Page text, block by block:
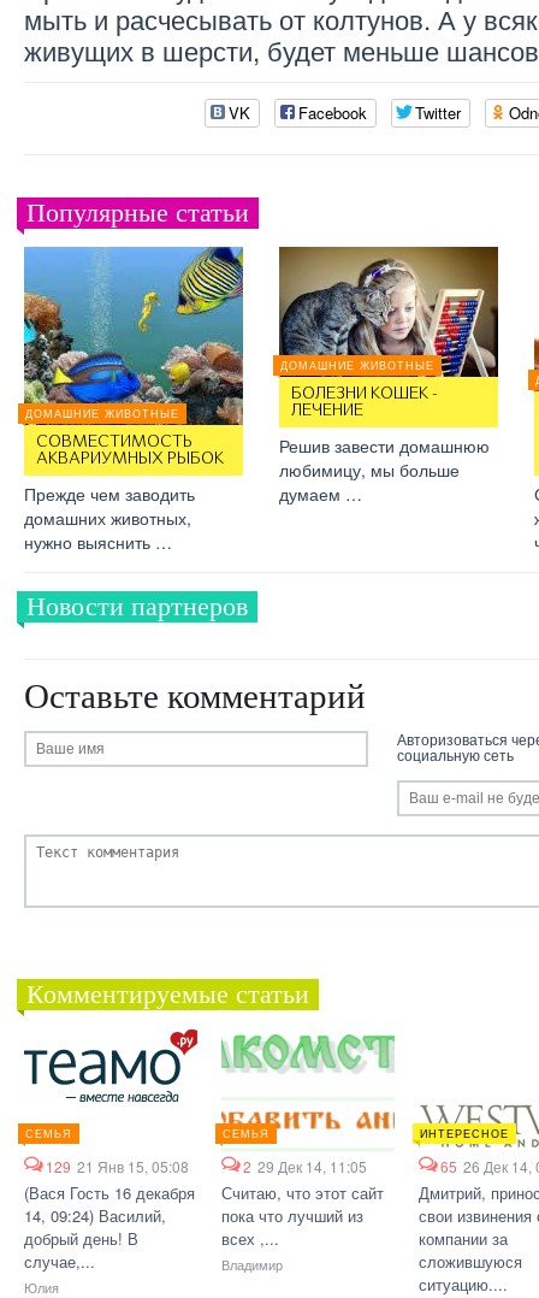
мыть и расчесывать от колтунов. А у
живущих в шерсти, будет меньше
VK Facebook Twitter
Популярные статьи
ДОМАШНИЕ ЖИВОТНЫЕ
СОВМЕСТИМОСТЬ
АКВАРИУМНЫХ РЫБОК
Прежде чем заводить
домашних животных,
нужно выяснить …
ДОМАШНИЕ ЖИВОТНЫЕ
БОЛЕЗНИ КОШЕК -
ЛЕЧЕНИЕ
Решив завести домашнюю
любимицу, мы больше
думаем …
Новости партнеров
Оставьте комментарий
Авторизоваться
социальную сеть
Комментируемые статьи
СЕМЬЯ
129 21 Янв 15, 05:08
(Вася Гость 16 декабря
14, 09:24) Василий,
добрый день! В
случае,...
Юлия
СЕМЬЯ
2 29 Дек 14, 11:05
Считаю, что этот сайт
пока что лучший из
всех ,...
Владимир
ИНТЕРЕСНОЕ
65 26 Дек 14,
Дмитрий,
свои извинения
компании за
сложившуюся
ситуацию....